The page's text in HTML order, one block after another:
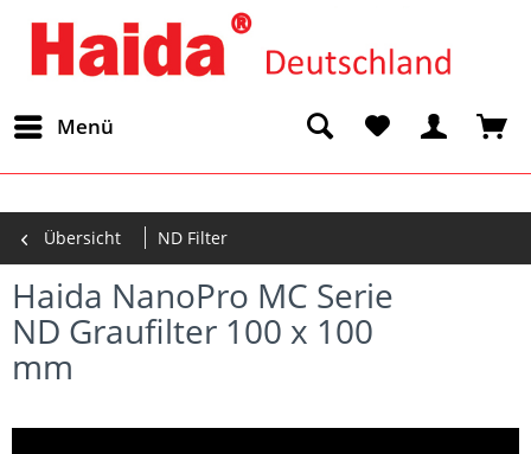
Menü
Übersicht ND Filter
Haida NanoPro MC Serie
ND Graufilter 100 x 100
mm